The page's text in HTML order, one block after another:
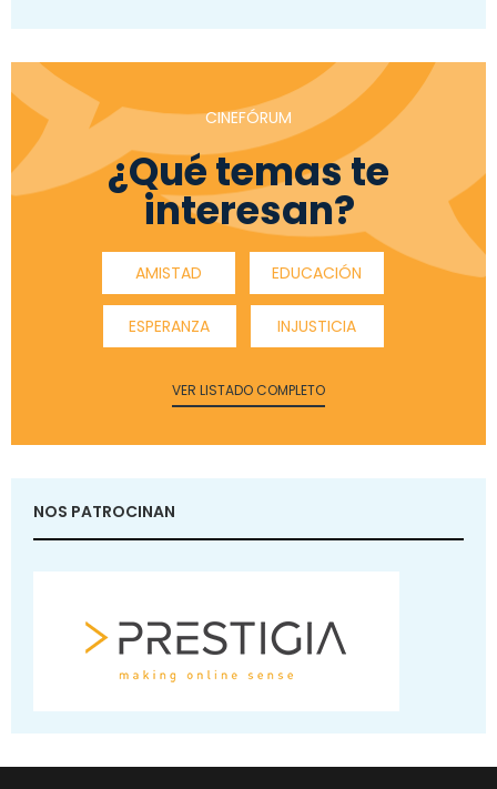
CINEFÓRUM
¿Qué temas te
interesan?
AMISTAD EDUCACIÓN
ESPERANZA INJUSTICIA
VER LISTADO COMPLETO
NOS PATROCINAN